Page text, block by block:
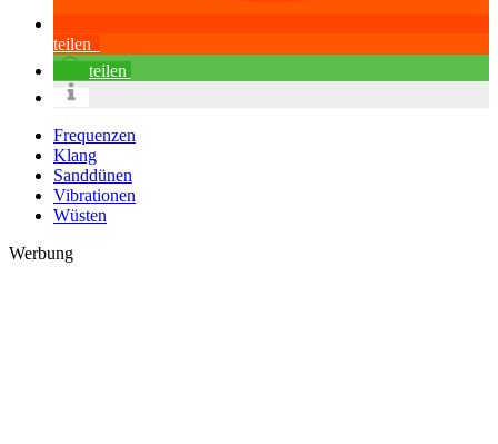
teilen
teilen
Frequenzen
Klang
Sanddünen
Vibrationen
Wüsten
Werbung